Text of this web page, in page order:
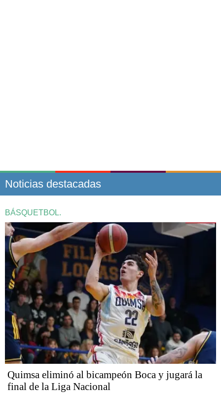
Noticias destacadas
BÁSQUETBOL.
Quimsa eliminó al bicampeón Boca y jugará la
final de la Liga Nacional